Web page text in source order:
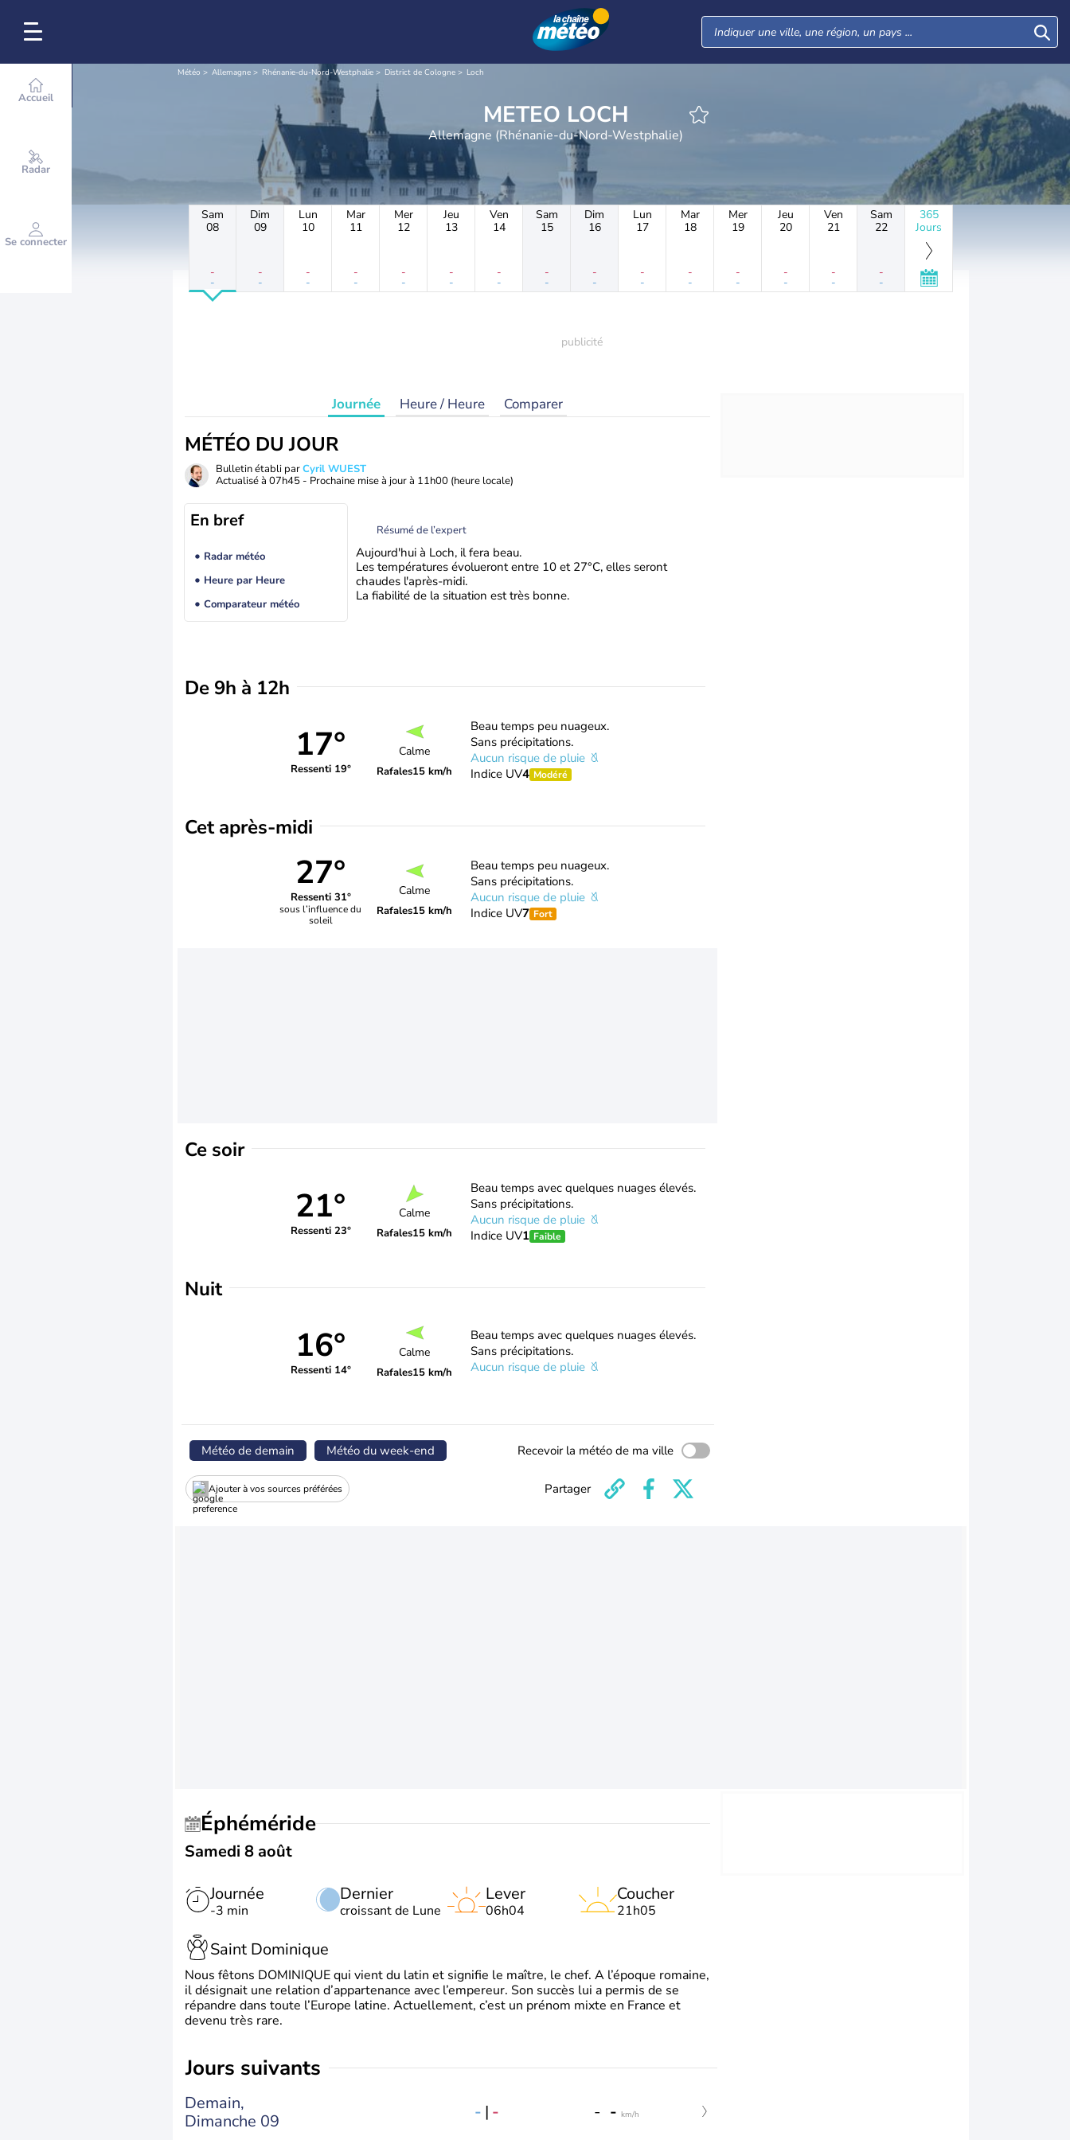
Accueil
Radar
Se connecter
Météo Allemagne Rhénanie-du-Nord-Westphalie District de Cologne Loch
METEO LOCH
Allemagne (Rhénanie-du-Nord-Westphalie)
Sam
08
-
-
Dim
09
-
-
Lun
10
-
-
Mar
11
-
-
Mer
12
-
-
Jeu
13
-
-
Ven
14
-
-
Sam
15
-
-
Dim
16
-
-
Lun
17
-
-
Mar
18
-
-
Mer
19
-
-
Jeu
20
-
-
Ven
21
-
-
Sam
22
-
-
365
Jours
Journée Heure / Heure Comparer
MÉTÉO DU JOUR
Bulletin établi parCyril WUEST
Actualisé à 07h45 - Prochaine mise à jour à 11h00 (heure locale)
En bref
Radar météo
Heure par Heure
Comparateur météo
Résumé de l’expert
Aujourd'hui à Loch, il fera beau.
Les températures évolueront entre 10 et 27°C, elles seront
chaudes l'après-midi.
La fiabilité de la situation est très bonne.
De 9h à 12h
17°
Ressenti 19°
Calme
Rafales15 km/h
Beau temps peu nuageux.
Sans précipitations.
Aucun risque de pluie
Indice UV4 Modéré
Cet après-midi
27°
Ressenti 31°
sous l’influence du
soleil
Calme
Rafales15 km/h
Beau temps peu nuageux.
Sans précipitations.
Aucun risque de pluie
Indice UV7 Fort
Ce soir
21°
Ressenti 23°
Calme
Rafales15 km/h
Beau temps avec quelques nuages élevés.
Sans précipitations.
Aucun risque de pluie
Indice UV1 Faible
Nuit
16°
Ressenti 14°
Calme
Rafales15 km/h
Beau temps avec quelques nuages élevés.
Sans précipitations.
Aucun risque de pluie
Météo de demain Météo du week-end Recevoir la météo de ma ville
Ajouter à vos sources préférées Partager
Éphéméride
Samedi 8 août
Journée
-3 min
Dernier
croissant de Lune
Lever
06h04
Coucher
21h05
Saint Dominique
Nous fêtons DOMINIQUE qui vient du latin et signifie le maître, le chef. A l’époque romaine,
il désignait une relation d’appartenance avec l’empereur. Son succès lui a permis de se
répandre dans toute l’Europe latine. Actuellement, c’est un prénom mixte en France et
devenu très rare.
jours suivants
Demain,
Dimanche 09
- | - - - km/h